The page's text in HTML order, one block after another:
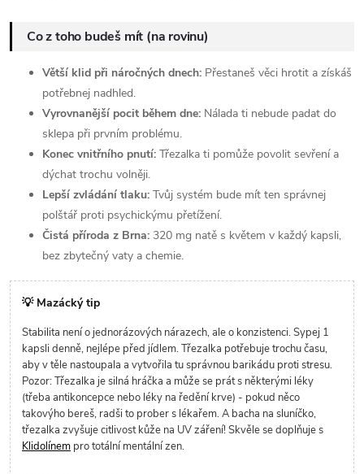
Co z toho budeš mít (na rovinu)
Větší klid při náročných dnech: Přestaneš věci hrotit a získáš
potřebnej nadhled.
Vyrovnanější pocit během dne: Nálada ti nebude padat do
sklepa při prvním problému.
Konec vnitřního pnutí: Třezalka ti pomůže povolit sevření a
dýchat trochu volněji.
Lepší zvládání tlaku: Tvůj systém bude mít ten správnej
polštář proti psychickýmu přetížení.
Čistá příroda z Brna: 320 mg natě s květem v každý kapsli,
bez zbytečný vaty a chemie.
💡 Mazácký tip
Stabilita není o jednorázových nárazech, ale o konzistenci. Sypej 1
kapsli denně, nejlépe před jídlem. Třezalka potřebuje trochu času,
aby v těle nastoupala a vytvořila tu správnou barikádu proti stresu.
Pozor: Třezalka je silná hráčka a může se prát s některými léky
(třeba antikoncepce nebo léky na ředění krve) - pokud něco
takovýho bereš, radši to prober s lékařem. A bacha na sluníčko,
třezalka zvyšuje citlivost kůže na UV záření! Skvěle se doplňuje s
Klidolínem pro totální mentální zen.